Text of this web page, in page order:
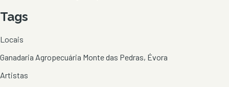
Tags
Locais
Ganadaria Agropecuária Monte das Pedras, Évora
Artistas